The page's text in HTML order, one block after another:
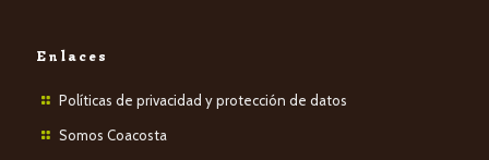
Enlaces
Políticas de privacidad y protección de datos
Somos Coacosta